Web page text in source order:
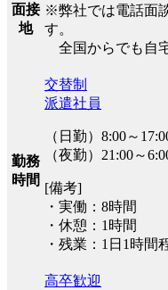
面接
地
※弊社では電話面
す。
全国からでも自
勤務
時間
交替制
派遣社員
（日勤）8:00～
（夜勤）21:00～
[備考]
・実働：8時間
・休憩：1時間
・残業：1日1時間
高卒歓迎